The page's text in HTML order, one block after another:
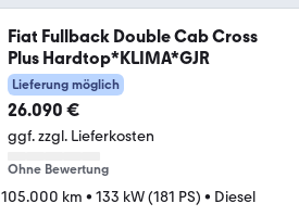
Fiat Fullback Double Cab Cross
Plus Hardtop*KLIMA*GJR
Lieferung möglich
26.090 €
ggf. zzgl. Lieferkosten
Ohne Bewertung
105.000 km • 133 kW (181 PS) • Diesel